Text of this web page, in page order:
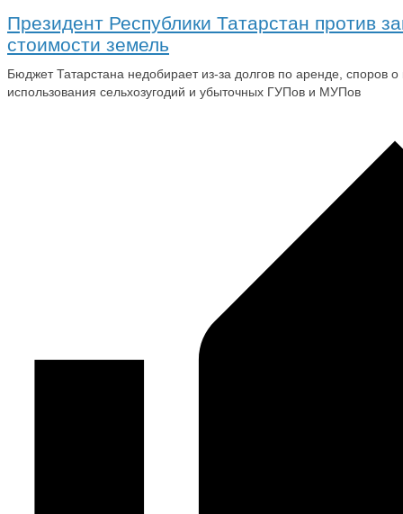
Президент Республики Татарстан против
стоимости земель
Бюджет Татарстана недобирает из-за долгов по аренде, споров о
использования сельхозугодий и убыточных ГУПов и МУПов